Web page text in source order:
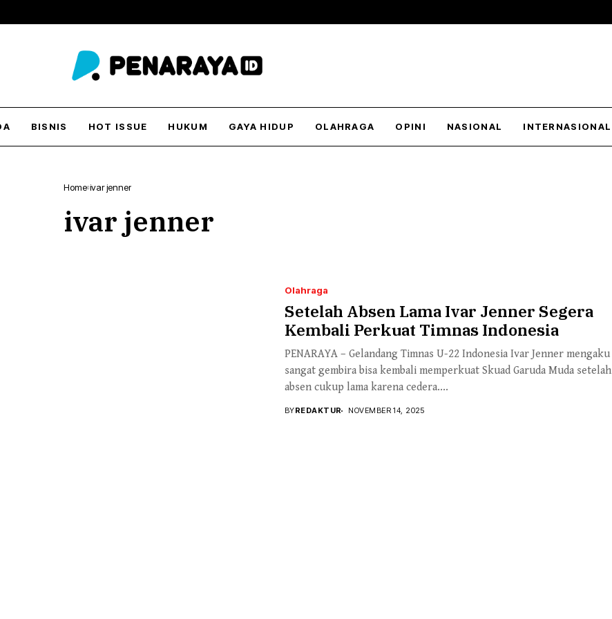
BISNIS HOT ISSUE HUKUM GAYA HIDUP OLAHRAGA OPINI NASIONAL INTERNASIONAL
Home ivar jenner
ivar jenner
Olahraga
Setelah Absen Lama Ivar Jenner Segera
Kembali Perkuat Timnas Indonesia
PENARAYA – Gelandang Timnas U-22 Indonesia Ivar Jenner mengaku
sangat gembira bisa kembali memperkuat Skuad Garuda Muda setelah
absen cukup lama karena cedera....
BYREDAKTUR NOVEMBER 14, 2025